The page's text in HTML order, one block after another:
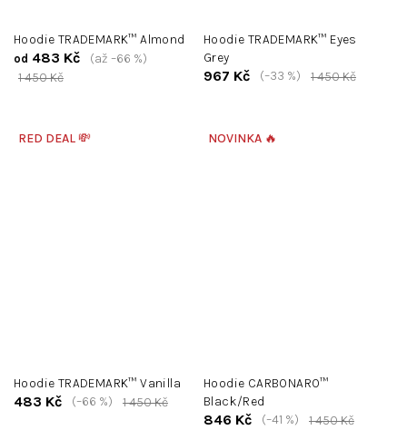
Hoodie TRADEMARK™ Almond
od 483 Kč
1 450 Kč
(až –66 %)
Hoodie TRADEMARK™ Eyes
Grey
967 Kč 1 450 Kč
(–33 %)
RED DEAL 💸
Hoodie TRADEMARK™ Vanilla
483 Kč 1 450 Kč
(–66 %)
NOVINKA 🔥
Hoodie CARBONARO™
Black/Red
846 Kč 1 450 Kč
(–41 %)